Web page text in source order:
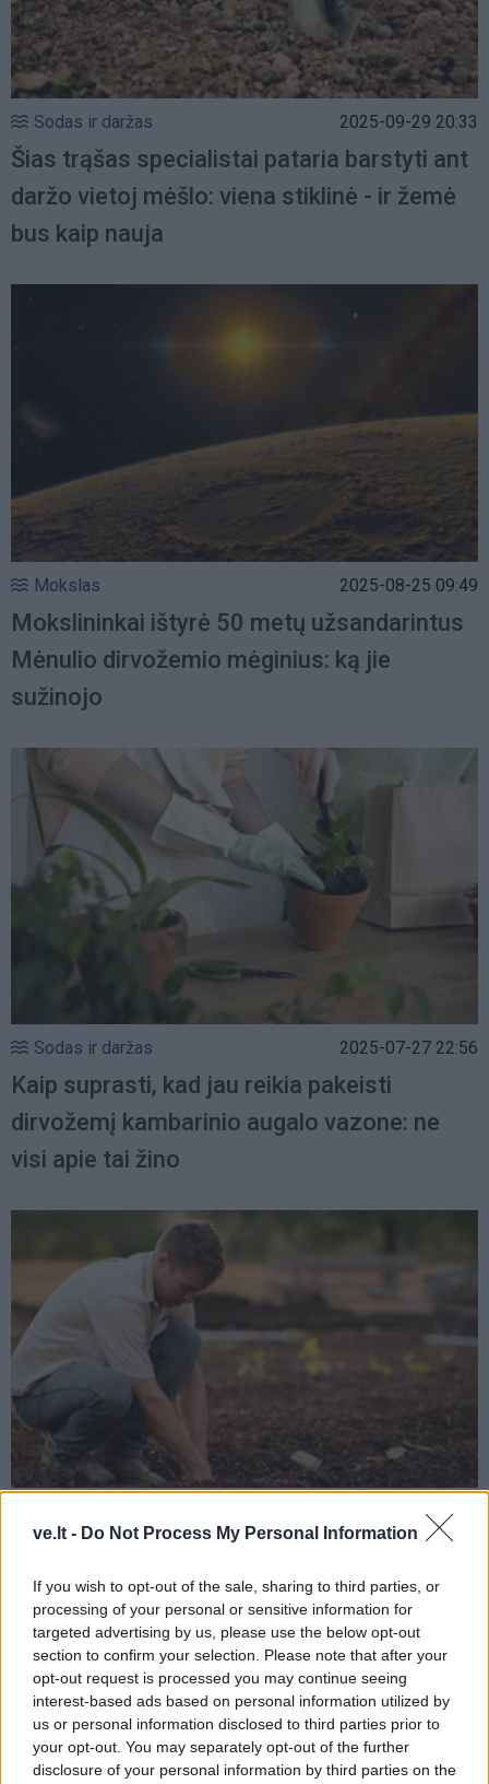
ve.lt - Do Not Process My Personal Information
If you wish to opt-out of the sale, sharing to third parties, or
processing of your personal or sensitive information for
targeted advertising by us, please use the below opt-out
section to confirm your selection. Please note that after your
opt-out request is processed you may continue seeing
interest-based ads based on personal information utilized by
us or personal information disclosed to third parties prior to
your opt-out. You may separately opt-out of the further
disclosure of your personal information by third parties on the
Sodas ir daržas 2025-09-29 20:33
Šias trąšas specialistai pataria barstyti ant
daržo vietoj mėšlo: viena stiklinė - ir žemė
bus kaip nauja
Mokslas 2025-08-25 09:49
Mokslininkai ištyrė 50 metų užsandarintus
Mėnulio dirvožemio mėginius: ką jie
sužinojo
Sodas ir daržas 2025-07-27 22:56
Kaip suprasti, kad jau reikia pakeisti
dirvožemį kambarinio augalo vazone: ne
visi apie tai žino
2025-04-19 15:01
Šis metodas veikia 100 procentų: štai kaip
sužinoti, ar dirva pakankamai įšilusi
sėkloms